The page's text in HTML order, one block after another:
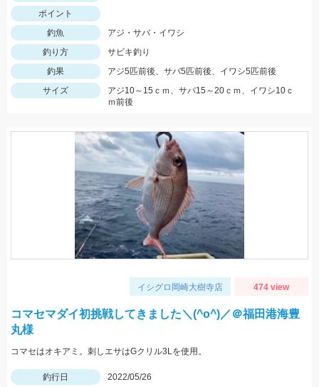
ポイント
釣魚
アジ・サバ・イワシ
釣り方
サビキ釣り
釣果
アジ5匹前後、サバ5匹前後、イワシ5匹前後
サイズ
アジ10～15ｃｍ、サバ15～20ｃｍ、イワシ10ｃ
ｍ前後
イシグロ岡崎大樹寺店 474 view
コマセマダイ初挑戦してきました＼(^o^)／＠福田港海豊
丸様
コマセはオキアミ。刺しエサはGクリル3Lを使用。
釣行日 2022/05/26